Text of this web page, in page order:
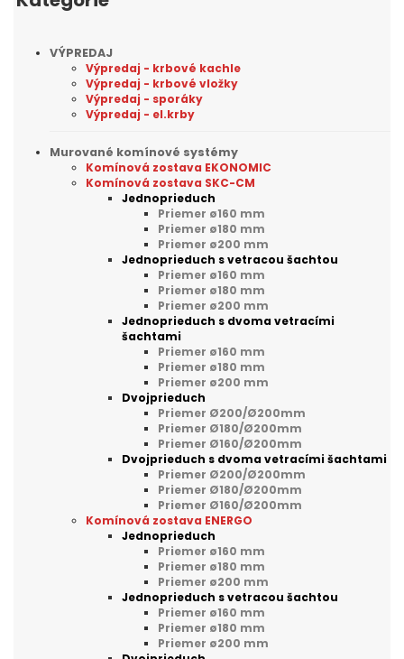
VÝPREDAJ
Výpredaj - krbové kachle
Výpredaj - krbové vložky
Výpredaj - sporáky
Výpredaj - el.krby
Murované komínové systémy
Komínová zostava EKONOMIC
Komínová zostava SKC-CM
Jednoprieduch
Priemer ø160 mm
Priemer ø180 mm
Priemer ø200 mm
Jednoprieduch s vetracou šachtou
Priemer ø160 mm
Priemer ø180 mm
Priemer ø200 mm
Jednoprieduch s dvoma vetracími
šachtami
Priemer ø160 mm
Priemer ø180 mm
Priemer ø200 mm
Dvojprieduch
Priemer Ø200/Ø200mm
Priemer Ø180/Ø200mm
Priemer Ø160/Ø200mm
Dvojprieduch s dvoma vetracími šachtami
Priemer Ø200/Ø200mm
Priemer Ø180/Ø200mm
Priemer Ø160/Ø200mm
Komínová zostava ENERGO
Jednoprieduch
Priemer ø160 mm
Priemer ø180 mm
Priemer ø200 mm
Jednoprieduch s vetracou šachtou
Priemer ø160 mm
Priemer ø180 mm
Priemer ø200 mm